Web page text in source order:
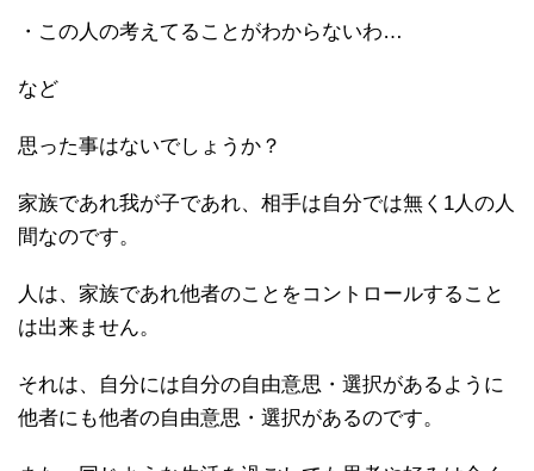
・この人の考えてることがわからないわ…
など
思った事はないでしょうか？
家族であれ我が子であれ、相手は自分では無く1人の人
間なのです。
人は、家族であれ他者のことをコントロールすること
は出来ません。
それは、自分には自分の自由意思・選択があるように
他者にも他者の自由意思・選択があるのです。